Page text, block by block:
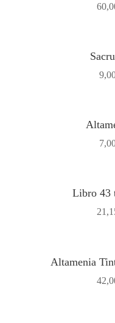
Libro 43
Altamenia